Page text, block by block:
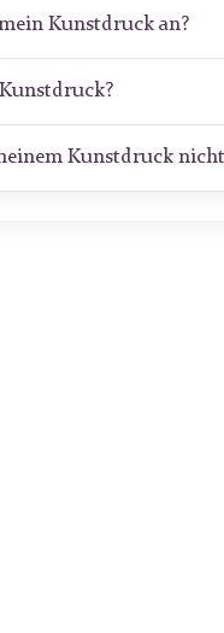
Kunstdruck an?
Kunstdruck